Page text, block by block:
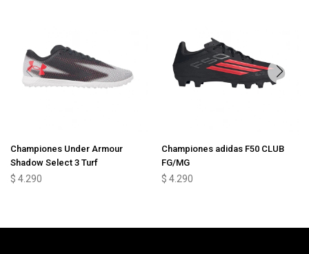
Championes Under Armour
Shadow Select 3 Turf
$ 4.290
Championes adidas F50 CLUB
FG/MG
$ 4.290